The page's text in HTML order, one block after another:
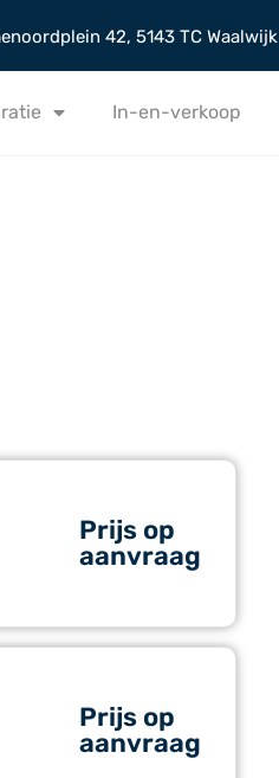
42, 5143 TC Waalwijk
In-en-verkoop
Prijs op
aanvraag
Prijs op
aanvraag